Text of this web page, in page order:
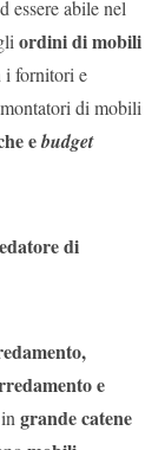
essere abile nel
ordini di mobili
i fornitori e
di mobili
ebudget
di
e
grande catene